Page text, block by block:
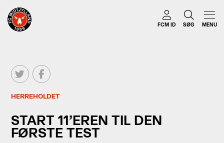
FCM ID SØG MENU
HERREHOLDET
START 11’EREN TIL DEN
FØRSTE TEST